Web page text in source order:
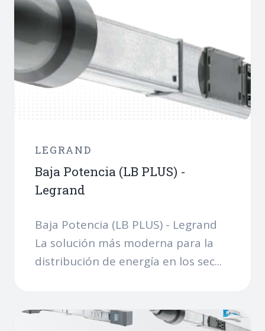
LEGRAND
Baja Potencia (LB PLUS) -
Legrand
Baja Potencia (LB PLUS) - Legrand
La solución más moderna para la
distribución de energía en los sec...